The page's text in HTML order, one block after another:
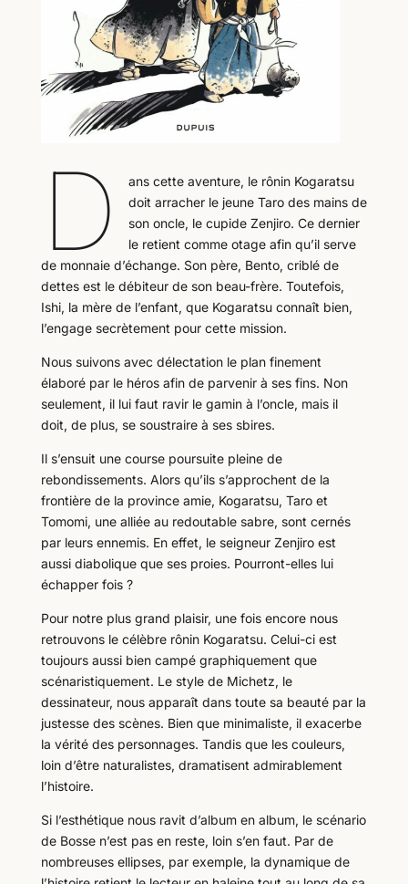
D
ans cette aventure, le rônin Kogaratsu
doit arracher le jeune Taro des mains de
son oncle, le cupide Zenjiro. Ce dernier
le retient comme otage afin qu’il serve
de monnaie d’échange. Son père, Bento, criblé de
dettes est le débiteur de son beau-frère. Toutefois,
Ishi, la mère de l’enfant, que Kogaratsu connaît bien,
l’engage secrètement pour cette mission.
Nous suivons avec délectation le plan finement
élaboré par le héros afin de parvenir à ses fins. Non
seulement, il lui faut ravir le gamin à l’oncle, mais il
doit, de plus, se soustraire à ses sbires.
Il s’ensuit une course poursuite pleine de
rebondissements. Alors qu’ils s’approchent de la
frontière de la province amie, Kogaratsu, Taro et
Tomomi, une alliée au redoutable sabre, sont cernés
par leurs ennemis. En effet, le seigneur Zenjiro est
aussi diabolique que ses proies. Pourront-elles lui
échapper fois ?
Pour notre plus grand plaisir, une fois encore nous
retrouvons le célèbre rônin Kogaratsu. Celui-ci est
toujours aussi bien campé graphiquement que
scénaristiquement. Le style de Michetz, le
dessinateur, nous apparaît dans toute sa beauté par la
justesse des scènes. Bien que minimaliste, il exacerbe
la vérité des personnages. Tandis que les couleurs,
loin d’être naturalistes, dramatisent admirablement
l’histoire.
Si l’esthétique nous ravit d’album en album, le scénario
de Bosse n’est pas en reste, loin s’en faut. Par de
nombreuses ellipses, par exemple, la dynamique de